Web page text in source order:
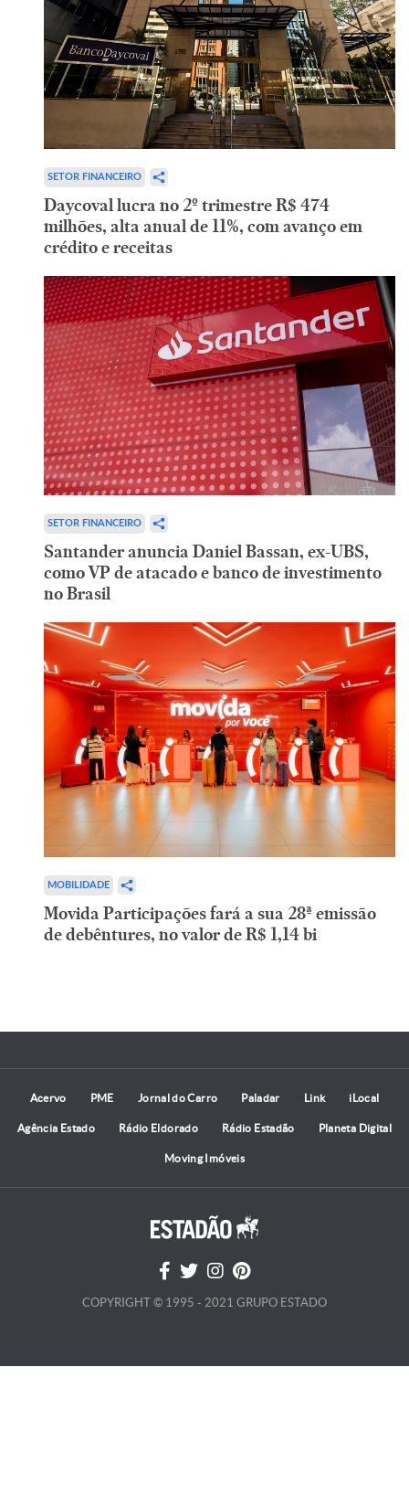
SETOR FINANCEIRO
Daycoval lucra no 2º trimestre R$ 474
milhões, alta anual de 11%, com avanço em
crédito e receitas
SETOR FINANCEIRO
Santander anuncia Daniel Bassan, ex-UBS,
como VP de atacado e banco de investimento
no Brasil
MOBILIDADE
Movida Participações fará a sua 28ª emissão
de debêntures, no valor de R$ 1,14 bi
Acervo PME Jornal do Carro Paladar Link iLocal
Agência Estado Rádio Eldorado Rádio Estadão Planeta Digital
Moving Imóveis
COPYRIGHT © 1995 - 2021 GRUPO ESTADO